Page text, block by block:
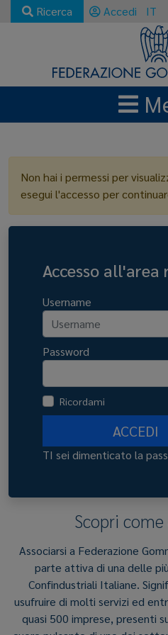
Ricerca Accedi IT
Non hai i permessi per
esegui l'accesso per
Accesso all'area
Username
Password
Ricordami
ACCEDI
TI sei dimenticato la
Scopri come
Associarsi a Federazione
parte attiva di una delle
Confindustriali Italiane.
usufruire di molti servizi ed
quasi 500 imprese, presenti